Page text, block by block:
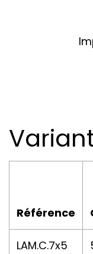
Référence
LAM.C.7x5